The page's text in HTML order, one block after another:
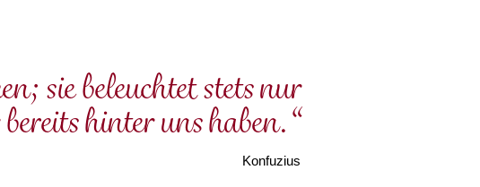
sie beleuchtet stets nur
hinter uns haben.“​
Konfuzius